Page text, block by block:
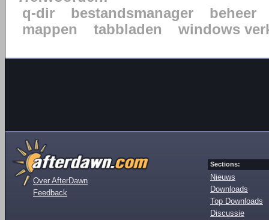
q-dir
bestandsmanager
beheer
mappen
tabbladen windows
Over AfterDawn
Feedback
Sections:
Nieuws
Downloads
Top Downloads
Discussie